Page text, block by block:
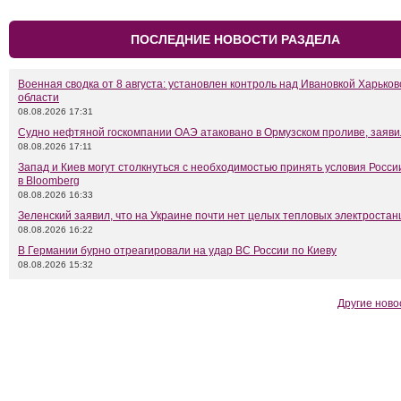
ПОСЛЕДНИЕ НОВОСТИ РАЗДЕЛА
Военная сводка от 8 августа: установлен контроль над Ивановкой
области
08.08.2026 17:31
Судно нефтяной госкомпании ОАЭ атаковано в Ормузском проливе,
08.08.2026 17:11
Запад и Киев могут столкнуться с необходимостью принять условия
в Bloomberg
08.08.2026 16:33
Зеленский заявил, что на Украине почти нет целых тепловых
08.08.2026 16:22
В Германии бурно отреагировали на удар ВС России по Киеву
08.08.2026 15:32
Другие